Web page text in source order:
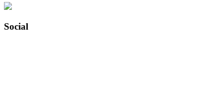
Social